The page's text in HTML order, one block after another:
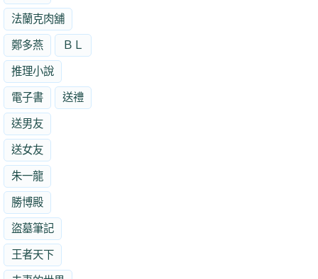
法蘭克肉舖
鄭多燕 ＢＬ
推理小說
電子書 送禮
送男友
送女友
朱一龍
勝博殿
盜墓筆記
王者天下